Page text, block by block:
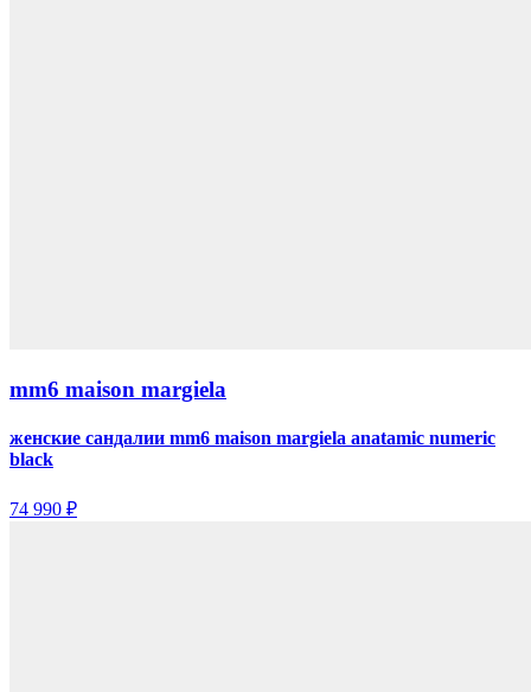
mm6 maison margiela
женские сандалии mm6 maison margiela anatamic numeric
black
74 990 ₽